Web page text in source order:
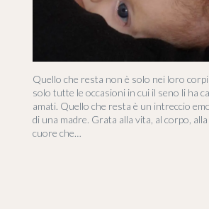
Quello che resta non è solo nei loro
solo tutte le occasioni in cui il seno li ha
amati. Quello che resta è un intreccio
di una madre. Grata alla vita, al corpo,
cuore che…